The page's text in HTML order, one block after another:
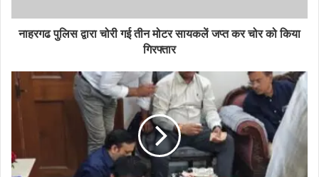
नाहरगढ पुलिस द्वारा चोरी गई तीन मोटर सायकलें जप्त कर चोर को किया
गिरफ्तार